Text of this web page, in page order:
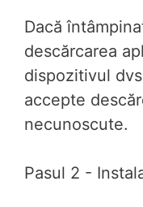
Dacă
descărcarea
dispozitivul
accepte
necunoscute.
Pasul 2 -